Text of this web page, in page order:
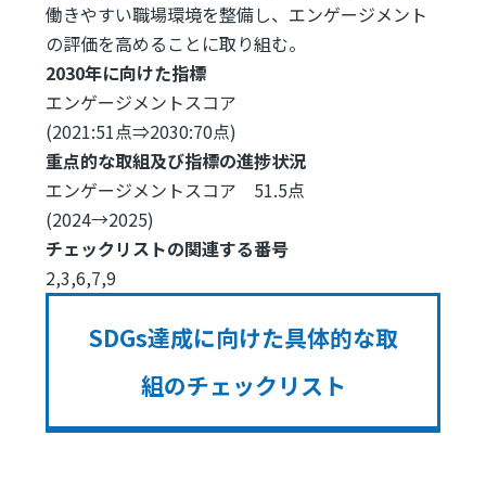
働きやすい職場環境を整備し、エンゲージメント
の評価を高めることに取り組む。
2030年に向けた指標
エンゲージメントスコア
(2021:51点⇒2030:70点)
重点的な取組及び指標の進捗状況
エンゲージメントスコア 51.5点
(2024→2025)
チェックリストの関連する番号
2,3,6,7,9
SDGs達成に向けた具体的な取
組のチェックリスト